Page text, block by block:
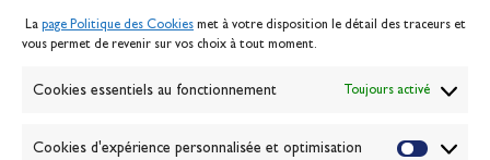
La page Politique des Cookies met à votre disposition le détail des traceurs et
vous permet de revenir sur vos choix à tout moment.
Cookies essentiels au fonctionnement Toujours activé
Cookies d'expérience personnalisée et optimisation
Politique des cookies
Banque de la voile
Passion Voile TV